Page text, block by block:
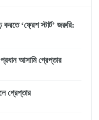
করতে ‘ফ্রেশ স্টার্ট’ জরুরি:
আসামি গ্রেপ্তার
গ্রেপ্তার